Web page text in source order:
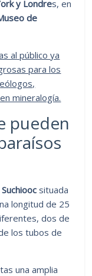
y Londres, en
de
al público ya
para los
mineralogía.
pueden
situada
longitud de 25
dos de
los tubos de
una amplia